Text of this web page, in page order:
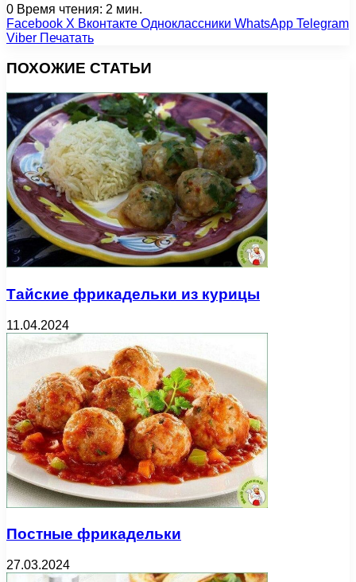
0 Время чтения: 2 мин.
Facebook X Вконтакте Одноклассники WhatsApp Telegram
Viber Печатать
ПОХОЖИЕ СТАТЬИ
Тайские фрикадельки из курицы
11.04.2024
Постные фрикадельки
27.03.2024